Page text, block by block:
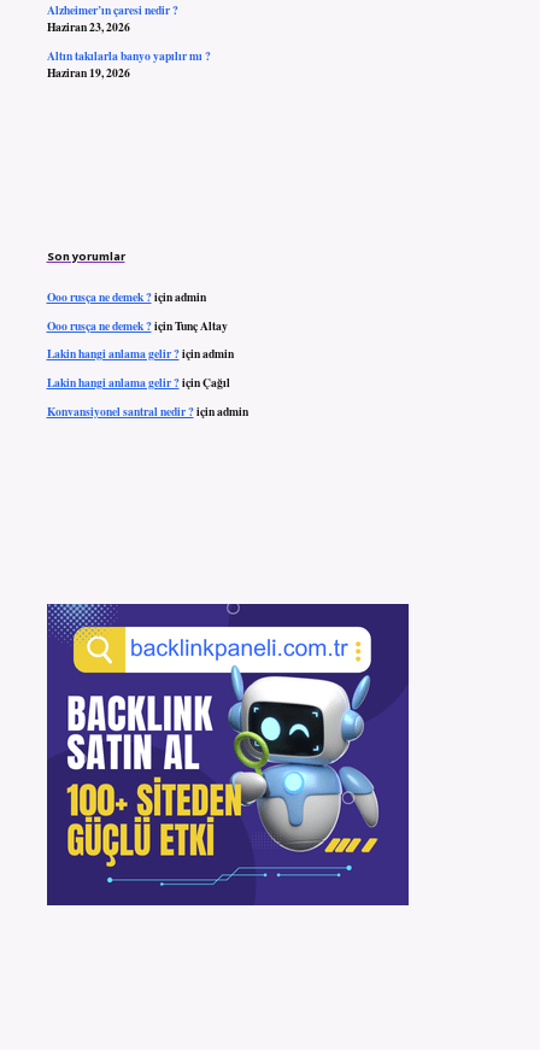
Alzheimer’ın çaresi nedir ?
Haziran 23, 2026
Altın takılarla banyo yapılır mı ?
Haziran 19, 2026
Son yorumlar
Ooo rusça ne demek ?içinadmin
Ooo rusça ne demek ?içinTunç Altay
Lakin hangi anlama gelir ?içinadmin
Lakin hangi anlama gelir ?içinÇağıl
Konvansiyonel santral nedir ?içinadmin